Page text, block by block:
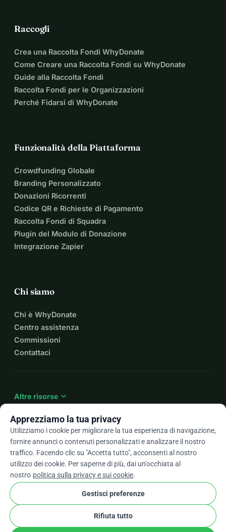
Raccogli
Crea una Raccolta Fondi WhyDonate
Come Creare una Raccolta Fondi su WhyDonate
Guide alla Raccolta Fondi
Raccolta Fondi per le Organizzazioni
Perché Fidarsi di WhyDonate
Funzionalità della Piattaforma
Crowdfunding Globale
Branding Personalizzato
Donazioni Ricorrenti
Codice QR e Richieste di Pagamento
Raccolta Fondi di Squadra
Plugin del Modulo di Donazione
Integrazione Zapier
Chi siamo
Chi è WhyDonate
Centro assistenza
Commissioni
Contattaci
Altre risorse expand_more
It arrow_drop_down
★★★★★4,9 / 5 basato su oltre 500 recensioni
WhyDonatePrivacy e cookie
Apprezziamo la tua privacy
Utilizziamo i cookie per migliorare la tua esperienza di navigazione,
fornire annunci o contenuti personalizzati e analizzare il nostro
traffico. Facendo clic su "Accetta tutto", acconsenti al nostro
utilizzo dei cookie. Per saperne di più, dai un'occhiata al
nostro politica sulla privacy e sui cookie.
Gestisci preferenze
Rifiuta tutto